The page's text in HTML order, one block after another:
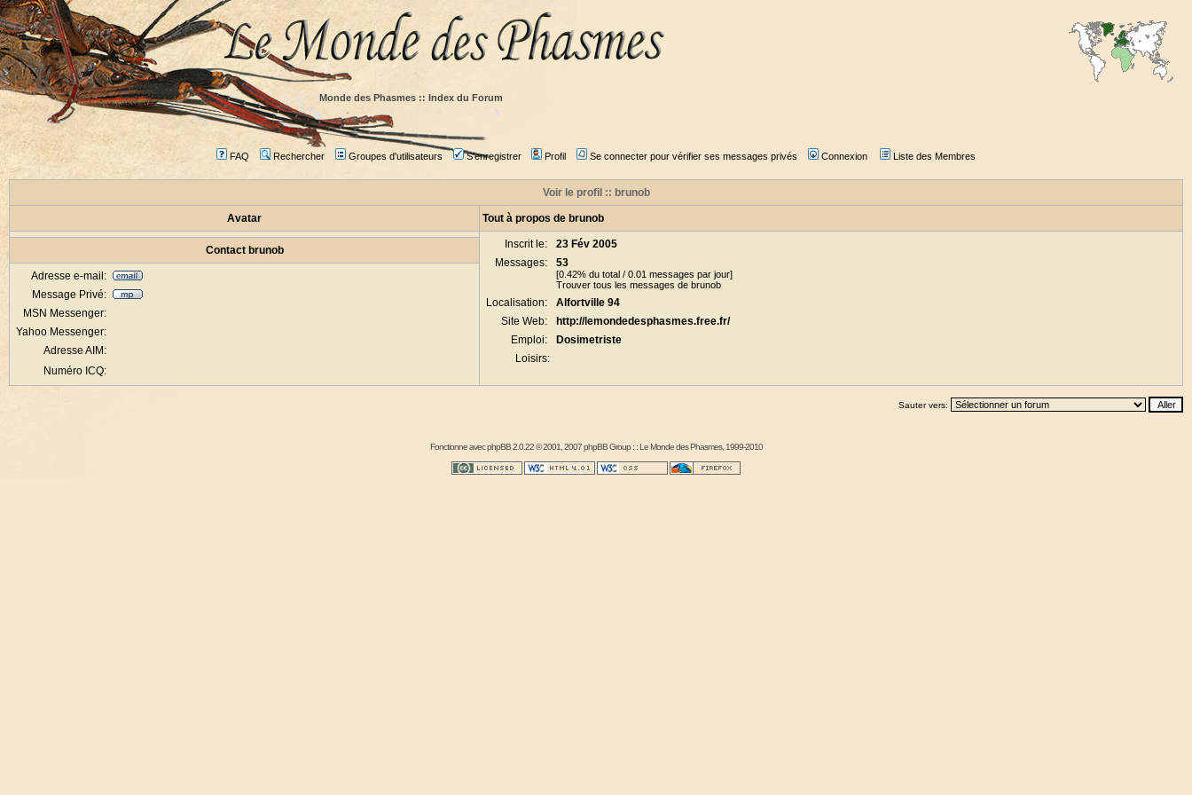
Monde des Phasmes :: Index du Forum
FAQ Rechercher Groupes d'utilisateurs S'enregistrer Profil Se connecter pour vérifier ses messages privés Connexion Liste des Membres
Voir le profil :: brunob
Avatar Tout à propos de brunob
Inscrit le:
23 Fév 2005
Messages:
53
[0.42% du total / 0.01 messages par jour]
Trouver tous les messages de brunob
Localisation:
Alfortville 94
Site Web:
http://lemondedesphasmes.free.fr/
Emploi:
Dosimetriste
Loisirs:
Contact brunob
Adresse e-mail:
Message Privé:
MSN Messenger:
Yahoo Messenger:
Adresse AIM:
Numéro ICQ:
Sauter vers:
Fonctionne avecphpBB2.0.22 © 2001, 2007 phpBB Group : :Le Monde des Phasmes, 1999-2010